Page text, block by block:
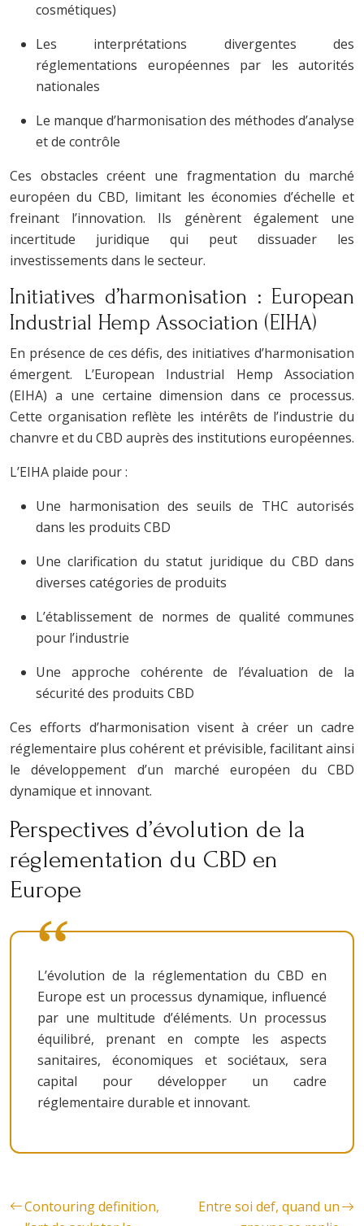
cosmétiques)
Les interprétations divergentes des
réglementations européennes par les autorités
nationales
Le manque d’harmonisation des méthodes d’analyse
et de contrôle
Ces obstacles créent une fragmentation du marché
européen du CBD, limitant les économies d’échelle et
freinant l’innovation. Ils génèrent également une
incertitude juridique qui peut dissuader les
investissements dans le secteur.
Initiatives d’harmonisation : European
Industrial Hemp Association (EIHA)
En présence de ces défis, des initiatives d’harmonisation
émergent. L’European Industrial Hemp Association
(EIHA) a une certaine dimension dans ce processus.
Cette organisation reflète les intérêts de l’industrie du
chanvre et du CBD auprès des institutions européennes.
L’EIHA plaide pour :
Une harmonisation des seuils de THC autorisés
dans les produits CBD
Une clarification du statut juridique du CBD dans
diverses catégories de produits
L’établissement de normes de qualité communes
pour l’industrie
Une approche cohérente de l’évaluation de la
sécurité des produits CBD
Ces efforts d’harmonisation visent à créer un cadre
réglementaire plus cohérent et prévisible, facilitant ainsi
le développement d’un marché européen du CBD
dynamique et innovant.
Perspectives d’évolution de la
réglementation du CBD en
Europe
L’évolution de la réglementation du CBD en
Europe est un processus dynamique, influencé
par une multitude d’éléments. Un processus
équilibré, prenant en compte les aspects
sanitaires, économiques et sociétaux, sera
capital pour développer un cadre
réglementaire durable et innovant.
Contouring definition,
Entre soi def, quand un